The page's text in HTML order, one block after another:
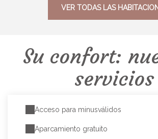
VER TODAS LAS
Su confort:
servicios
Acceso para minusválidos
Aparcamiento gratuito